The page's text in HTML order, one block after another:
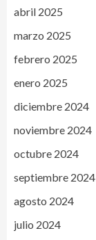
abril 2025
marzo 2025
febrero 2025
enero 2025
diciembre 2024
noviembre 2024
octubre 2024
septiembre 2024
agosto 2024
julio 2024